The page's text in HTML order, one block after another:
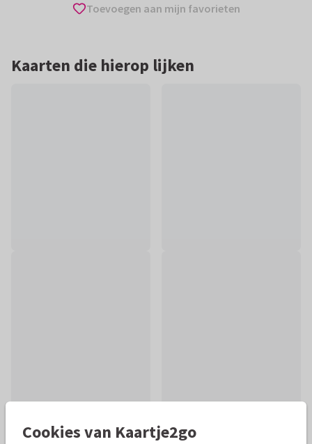
Toevoegen aan mijn favorieten
Kaarten die hierop lijken
Cookies van Kaartje2go